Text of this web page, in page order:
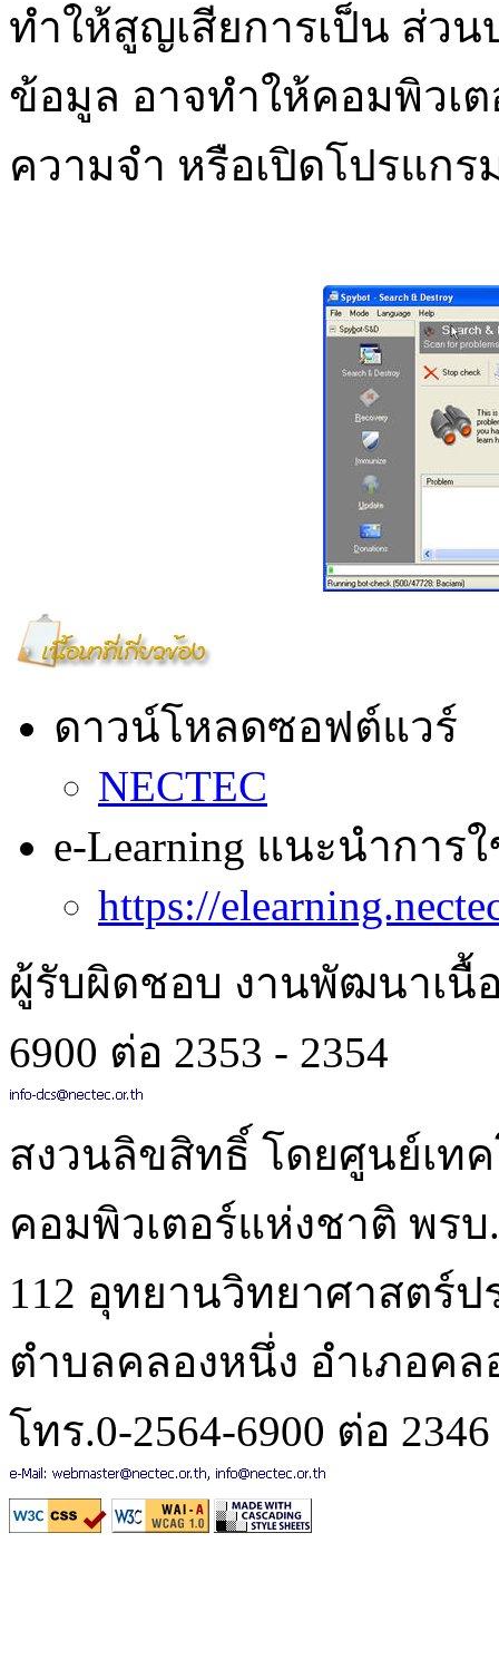
ทำให้สูญเสียการเป็น ส่ว
ข้อมูล อาจทำให้คอมพิวเต
ความจำ หรือเปิดโปรแกร
ดาวน์โหลดซอฟต์แวร์
NECTEC
e-Learning แนะนำการ
https://
ผู้รับผิดชอบ งานพัฒนาเนื้
6900 ต่อ 2353 - 2354
สงวนลิขสิทธิ์ โดยศูนย์เท
คอมพิวเตอร์แห่งชาติ พร
112 อุทยานวิทยาศาสตร์
ตำบลคลองหนึ่ง อำเภอค
โทร.0-2564-6900 ต่อ 2346